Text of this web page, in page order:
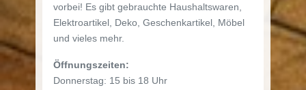
vorbei! Es gibt gebrauchte Haushaltswaren,
Elektroartikel, Deko, Geschenkartikel, Möbel
und vieles mehr.
Öffnungszeiten:
Donnerstag: 15 bis 18 Uhr